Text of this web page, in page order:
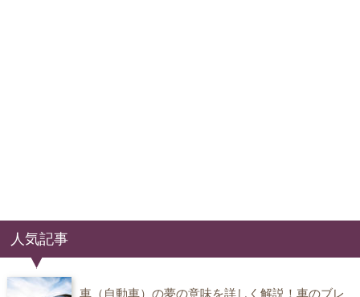
人気記事
車（自動車）の夢の意味を詳しく解説！車のブレ